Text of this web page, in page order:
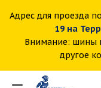
Адрес для проезда
19 на
Внимание: шины
другое